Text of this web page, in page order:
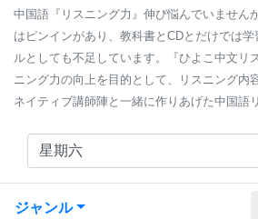
中国語『リスニング力』伸び悩んでいません
はピンインがあり、教科書とCDとだけでは
ルとしても不足しています。『ひよこ中文リ
ニング力の向上を目的として、リスニング内
ネイティブ講師陣と一緒に作りあげた中国語
ジャンル